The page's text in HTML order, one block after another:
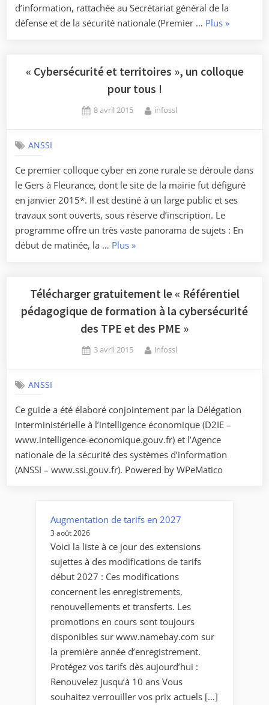
d’information, rattachée au Secrétariat général de la
défense et de la sécurité nationale (Premier … Plus« L’ANSSI
soutien
»
« Cybersécurité et territoires », un colloque
pour tous !
Posted
8 avril 2015 By
infossl
ANSSI
Ce premier colloque cyber en zone rurale se déroule dans
le Gers à Fleurance, dont le site de la mairie fut défiguré
en janvier 2015*. Il est destiné à un large public et ses
travaux sont ouverts, sous réserve d’inscription. Le
programme offre un très vaste panorama de sujets : En
début de matinée, la … Plus« « Cybersécurité
un
colloque
tous ! »
»
Télécharger gratuitement le « Référentiel
pédagogique de formation à la cybersécurité
des TPE et des PME »
Posted
3 avril 2015 By
infossl
ANSSI
Ce guide a été élaboré conjointement par la Délégation
interministérielle à l’intelligence économique (D2IE –
www.intelligence-economique.gouv.fr) et l’Agence
nationale de la sécurité des systèmes d’information
(ANSSI – www.ssi.gouv.fr). Powered by WPeMatico
Augmentation de tarifs en 2027
3 août 2026
Voici la liste à ce jour des extensions
sujettes à des modifications de tarifs
début 2027 : Ces modifications
concernent les enregistrements,
renouvellements et transferts. Les
promotions en cours sont toujours
disponibles sur www.namebay.com sur
la première année d’enregistrement.
Protégez vos tarifs dès aujourd’hui :
Renouvelez jusqu’à 10 ans Vous
souhaitez verrouiller vos prix actuels […]